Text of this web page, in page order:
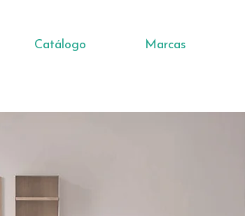
Catálogo Marcas